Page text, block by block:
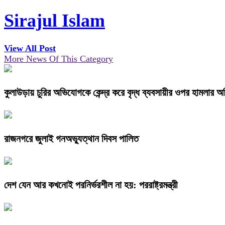
Sirajul Islam
View All Post
More News Of This Category
কুলাউড়ায় চুরির অভিযোগকে কেন্দ্র করে বৃদ্ধ ব্যবসায়ীর ওপর হামলার
রাজনগরে জুলাই গনঅভ্যুত্থান দিবস পালিত
দেশ যেন আর কখনোই পরনির্ভরশীল না হয়: পররাষ্ট্রমন্ত্রী